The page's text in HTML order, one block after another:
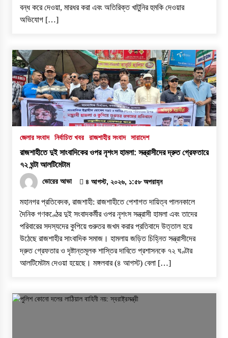
বন্ধ করে দেওয়া, মারধর করা এবং অতিরিক্ত খাটুনির হুমকি দেওয়ার
অভিযোগ […]
জেলার সংবাদ নির্বাচিত খবর রাজশাহীর সংবাদ সারাদেশ
রাজশাহীতে দুই সাংবাদিকের ওপর নৃশংস হামলা: সন্ত্রাসীদের দ্রুত গ্রেফতারে
৭২ ঘন্টা আলটিমেটাম
ভোরের আভা ৪ আগস্ট, ২০২৬, ১:৫৮ অপরাহ্ন
​মহানগর প্রতিবেদক, রাজশাহী: রাজশাহীতে পেশাগত দায়িত্ব পালনকালে
দৈনিক গণকণ্ঠের দুই সংবাদকর্মীর ওপর নৃশংস সন্ত্রাসী হামলা এবং তাদের
পরিবারের সদস্যদের কুপিয়ে গুরুতর জখম করার প্রতিবাদে উত্তাল হয়ে
উঠেছে রাজশাহীর সাংবাদিক সমাজ। হামলায় জড়িত চিহ্নিত সন্ত্রাসীদের
দ্রুত গ্রেফতার ও দৃষ্টান্তমূলক শাস্তির দাবিতে প্রশাসনকে ৭২ ঘণ্টার
আলটিমেটাম দেওয়া হয়েছে। ​মঙ্গলবার (৪ আগস্ট) বেলা […]